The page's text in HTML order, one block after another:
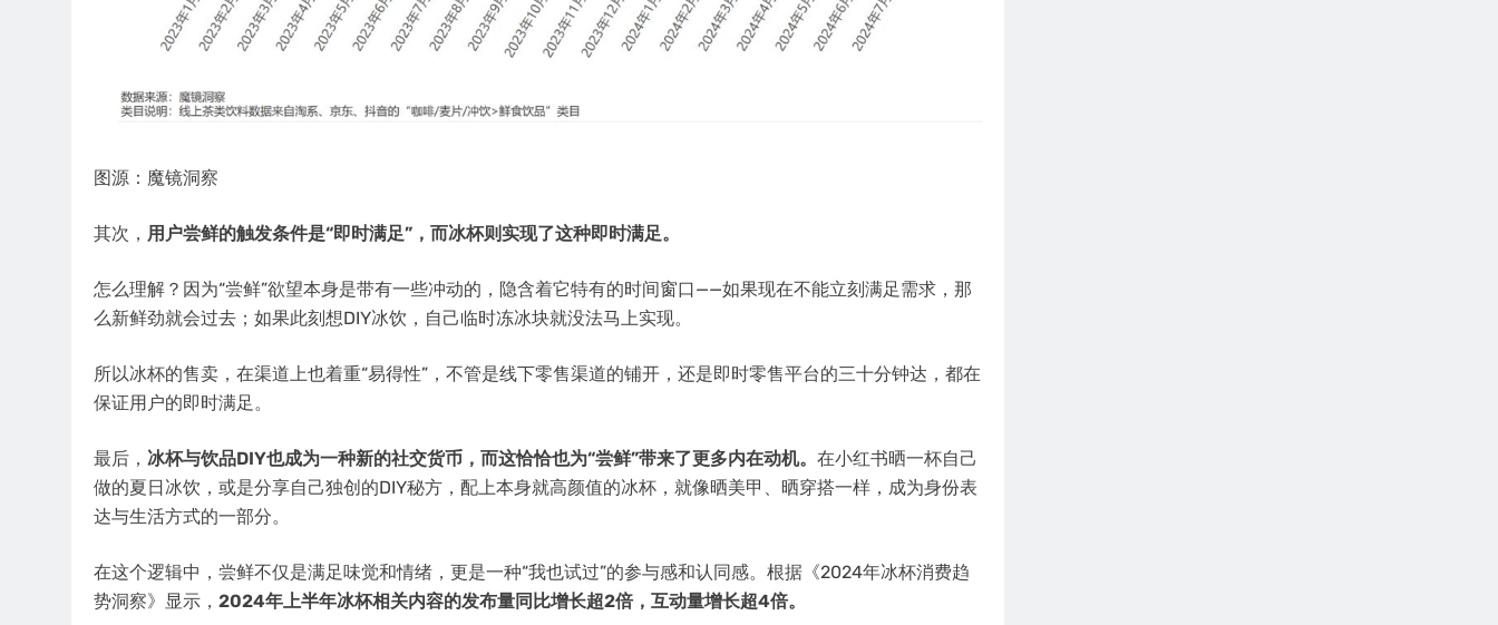
图源：魔镜洞察
其次， 用户尝鲜的触发条件是“即时满足”，而冰杯则实现了这种即时满足。
怎么理解？因为“尝鲜”欲望本身是带有一些冲动的，隐含着它特有的时间窗口——如果现在不能立刻满足需求，那
么新鲜劲就会过去；如果此刻想DIY冰饮，自己临时冻冰块就没法马上实现。
所以冰杯的售卖，在渠道上也着重“易得性”，不管是线下零售渠道的铺开，还是即时零售平台的三十分钟达，都在
保证用户的即时满足。
最后， 冰杯与饮品DIY也成为一种新的社交货币，而这恰恰也为“尝鲜”带来了更多内在动机。 在小红书晒一杯自己
做的夏日冰饮，或是分享自己独创的DIY秘方，配上本身就高颜值的冰杯，就像晒美甲、晒穿搭一样，成为身份表
达与生活方式的一部分。
在这个逻辑中，尝鲜不仅是满足味觉和情绪，更是一种“我也试过”的参与感和认同感。根据《2024年冰杯消费趋
势洞察》显示， 2024年上半年冰杯相关内容的发布量同比增长超2倍，互动量增长超4倍。